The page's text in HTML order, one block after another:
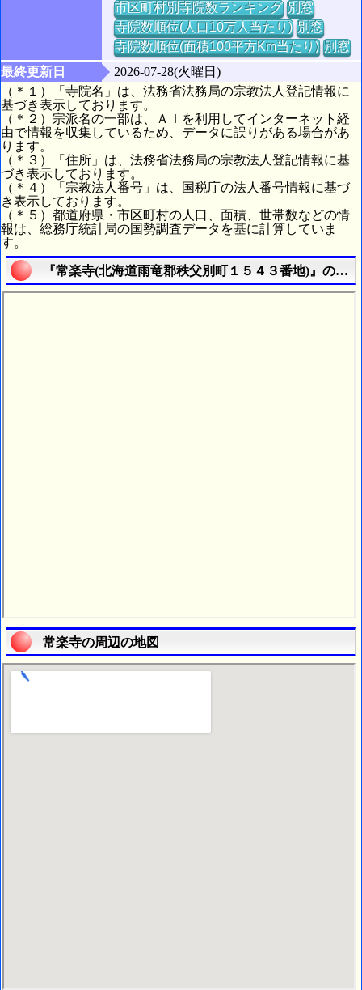
市区町村別寺院数ランキング 別窓
寺院数順位(人口10万人当たり) 別窓
寺院数順位(面積100平方Km当たり) 別窓
最終更新日
2026-07-28(火曜日)
（＊１）「寺院名」は、法務省法務局の宗教法人登記情報に
基づき表示しております。
（＊２）宗派名の一部は、ＡＩを利用してインターネット経
由で情報を収集しているため、データに誤りがある場合があ
ります。
（＊３）「住所」は、法務省法務局の宗教法人登記情報に基
づき表示しております。
（＊４）「宗教法人番号」は、国税庁の法人番号情報に基づ
き表示しております。
（＊５）都道府県・市区町村の人口、面積、世帯数などの情
報は、総務庁統計局の国勢調査データを基に計算していま
す。
『常楽寺(北海道雨竜郡秩父別町１５４３番地)』の航
常楽寺の周辺の地図